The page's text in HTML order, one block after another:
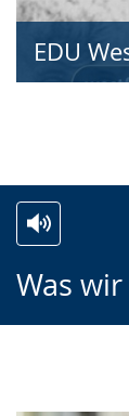
EDU
Was
Leichten
Sprache
Audio-
Video
in